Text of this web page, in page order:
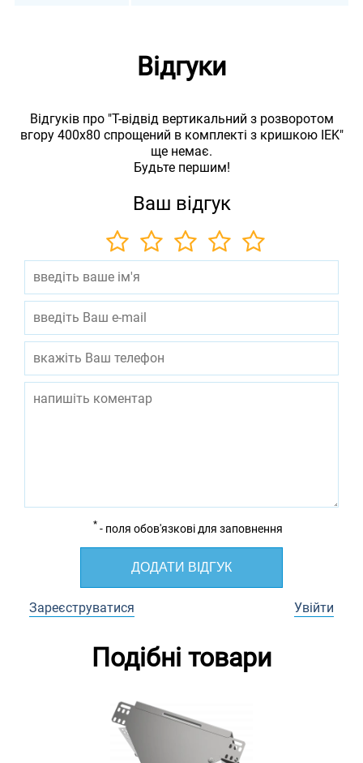
Відгуки
Відгуків про "Т-відвід вертикальний з розворотом
вгору 400х80 спрощений в комплекті з кришкою IEK"
ще немає.
Будьте першим!
Ваш відгук
* - поля обов'язкові для заповнення
ДОДАТИ ВІДГУК
Зареєструватися Увійти
Подібні товари